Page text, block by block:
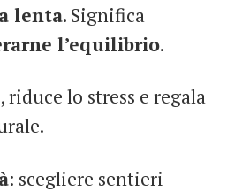
lenta. Significa
l’equilibrio.
riduce lo stress e regala
: scegliere sentieri